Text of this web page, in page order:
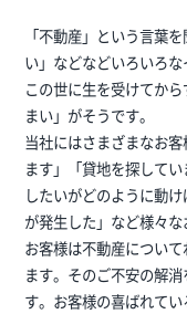
「不動産」という言葉
い」などなどいろいろ
この世に生を受けてか
まい」がそうです。
当社にはさまざまなお
ます」「貸地を探して
したいがどのように動
が発生した」など様々な
お客様は不動産につい
ます。そのご不安の解
す。お客様の喜ばれて